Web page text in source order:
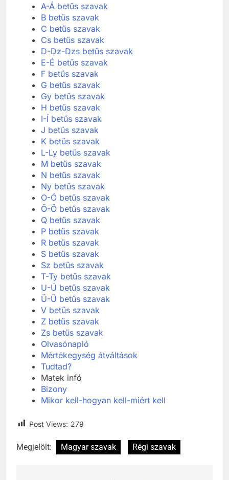
A-Á betűs szavak
B betűs szavak
C betűs szavak
Cs betűs szavak
D-Dz-Dzs betűs szavak
E-É betűs szavak
F betűs szavak
G betűs szavak
Gy betűs szavak
H betűs szavak
I-Í betűs szavak
J betűs szavak
K betűs szavak
L-Ly betűs szavak
M betűs szavak
N betűs szavak
Ny betűs szavak
O-Ó betűs szavak
Ö-Ő betűs szavak
Q betűs szavak
P betűs szavak
R betűs szavak
S betűs szavak
Sz betűs szavak
T-Ty betűs szavak
U-Ú betűs szavak
Ü-Ű betűs szavak
V betűs szavak
Z betűs szavak
Zs betűs szavak
Olvasónapló
Mértékegység átváltások
Tudtad?
Matek infó
Bizony
Mikor kell-hogyan kell-miért kell
Post Views: 279
Megjelölt: Magyar szavak Régi szavak